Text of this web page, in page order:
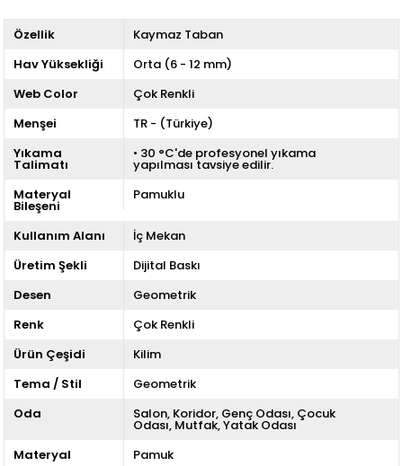
Özellik
Kaymaz Taban
Hav Yüksekliği
Orta (6 - 12 mm)
Web Color
Çok Renkli
Menşei
TR - (Türkiye)
Yıkama
Talimatı
• 30 °C'de profesyonel yıkama
yapılması tavsiye edilir.
Materyal
Bileşeni
Pamuklu
Kullanım Alanı
İç Mekan
Üretim Şekli
Dijital Baskı
Desen
Geometrik
Renk
Çok Renkli
Ürün Çeşidi
Kilim
Tema / Stil
Geometrik
Oda
Salon Koridor Genç Odası Çocuk
Odası Mutfak Yatak Odası
Materyal
Pamuk